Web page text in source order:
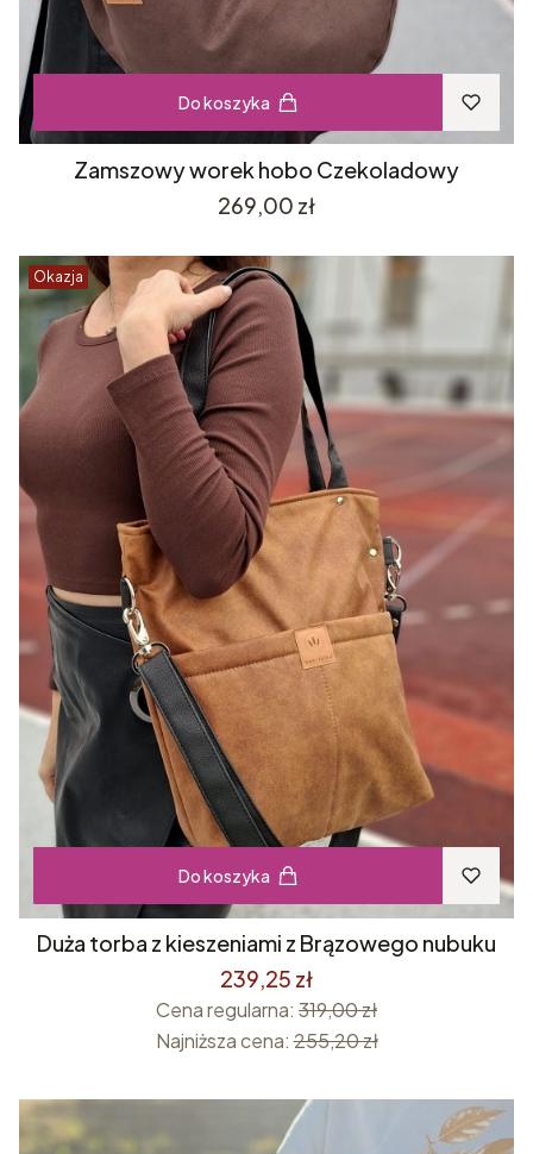
Do koszyka
Zamszowy worek hobo Czekoladowy
Cena
269,00 zł
Okazja
Do koszyka
Duża torba z kieszeniami z Brązowego nubuku
239,25 zł
Cena regularna: 319,00 zł
Najniższa cena: 255,20 zł